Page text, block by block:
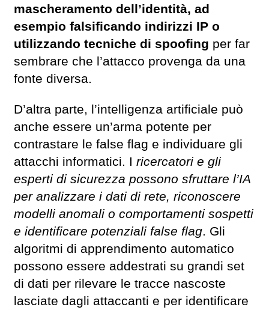
mascheramento dell’identità, ad
esempio falsificando indirizzi IP o
utilizzando tecniche di spoofing per far
sembrare che l’attacco provenga da una
fonte diversa.
D’altra parte, l’intelligenza artificiale può
anche essere un’arma potente per
contrastare le false flag e individuare gli
attacchi informatici. I ricercatori e gli
esperti di sicurezza possono sfruttare l’IA
per analizzare i dati di rete, riconoscere
modelli anomali o comportamenti sospetti
e identificare potenziali false flag. Gli
algoritmi di apprendimento automatico
possono essere addestrati su grandi set
di dati per rilevare le tracce nascoste
lasciate dagli attaccanti e per identificare